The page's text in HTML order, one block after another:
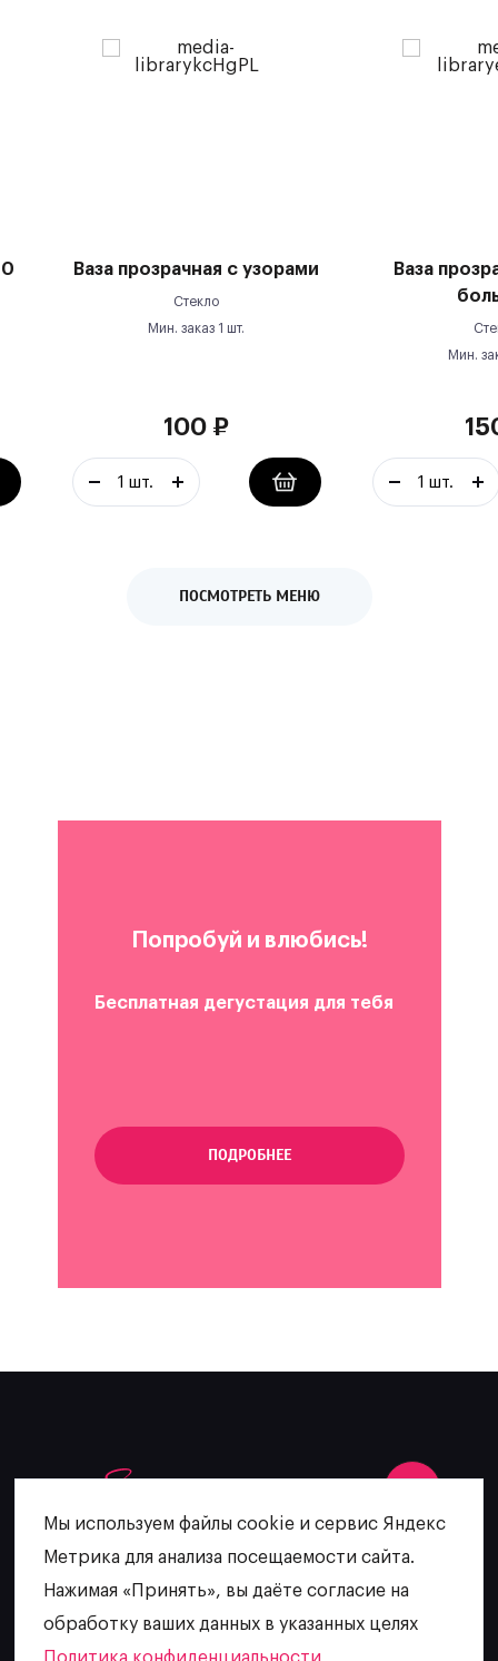
Ваза прозрачная с узорами
Стекло
Мин. заказ 1 шт.
100 ₽
Ваза
Мин.
ПОСМОТРЕТЬ МЕНЮ
Попробуй и влюбись!
Бесплатная дегустация для тебя
ПОДРОБНЕЕ
escatering@mail.ru
Мы используем файлы cookie и сервис Яндекс
Метрика для анализа посещаемости сайта.
Нажимая «Принять», вы даёте согласие на
обработку ваших данных в указанных целях